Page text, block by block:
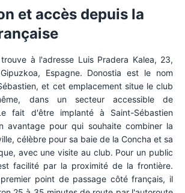
et accès depuis la
à l'adresse Luis Pradera Kalea, 23,
Espagne. Donostia est le nom
et cet emplacement situe le club
dans un secteur accessible de
fait d'être implanté à Saint-Sébastien
avantage pour qui souhaite combiner la
célèbre pour sa baie de la Concha et sa
avec une visite au club. Pour un public
facilité par la proximité de la frontière.
point de passage côté français, il